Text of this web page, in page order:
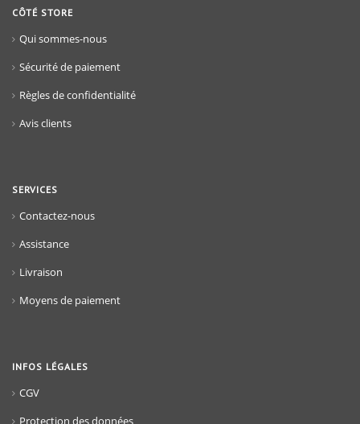
CÔTÉ STORE
Qui sommes-nous
Sécurité de paiement
Règles de confidentialité
Avis clients
SERVICES
Contactez-nous
Assistance
Livraison
Moyens de paiement
INFOS LÉGALES
CGV
Protection des données